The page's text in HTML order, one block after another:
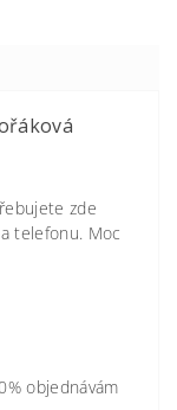
zde
telefonu. Moc
objednávám